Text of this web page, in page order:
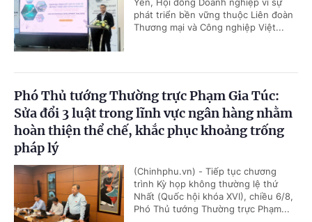
phát triển bền vững thuộc Liên đoàn
Thương mại và Công nghiệp Việt...
Phó Thủ tướng Thường trực Phạm Gia Túc:
Sửa đổi 3 luật trong lĩnh vực ngân hàng nhằm
hoàn thiện thể chế, khắc phục khoảng trống
pháp lý
(Chinhphu.vn) - Tiếp tục chương
trình Kỳ họp không thường lệ thứ
Nhất (Quốc hội khóa XVI), chiều 6/8,
Phó Thủ tướng Thường trực Phạm...